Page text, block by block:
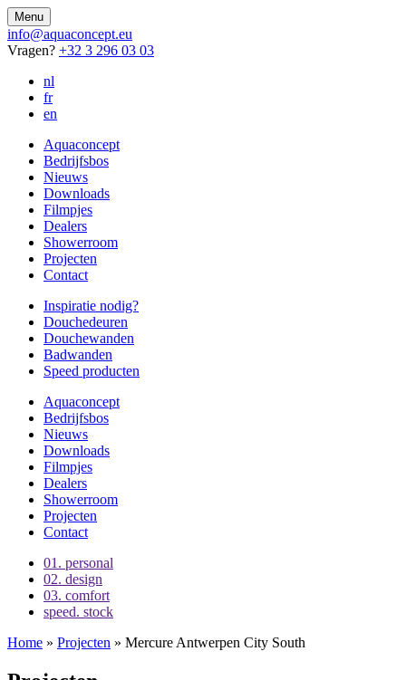
Menu
info@aquaconcept.eu
Vragen? +32 3 296 03 03
nl
fr
en
Aquaconcept
Bedrijfsbos
Nieuws
Downloads
Filmpjes
Dealers
Showerroom
Projecten
Contact
Inspiratie nodig?
Douchedeuren
Douchewanden
Badwanden
Speed producten
Aquaconcept
Bedrijfsbos
Nieuws
Downloads
Filmpjes
Dealers
Showerroom
Projecten
Contact
01. personal
02. design
03. comfort
speed. stock
Home » Projecten » Mercure Antwerpen City South